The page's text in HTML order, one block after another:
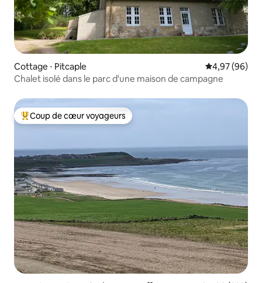
Cottage ⋅ Pitcaple Évaluation
4,97 (96)
Chalet isolé dans le parc d'une maison de campagne
Coups de cœur voyageurs les plus appréciés
Coup de cœur voyageurs